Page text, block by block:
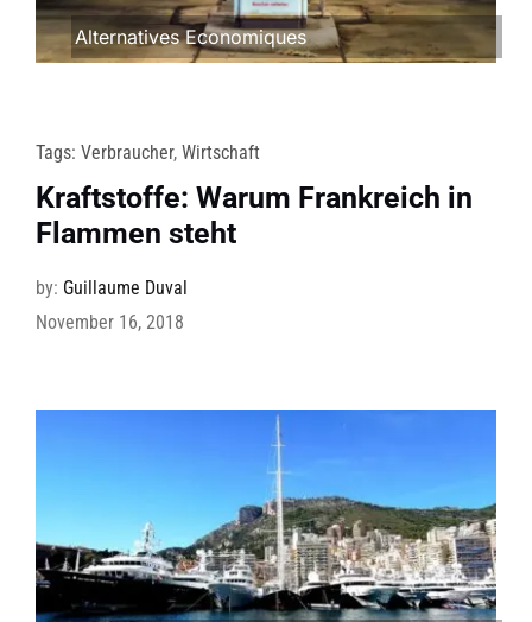
Alternatives Economiques
Tags: Verbraucher, Wirtschaft
Kraftstoffe: Warum Frankreich in
Flammen steht
by: Guillaume Duval
November 16, 2018